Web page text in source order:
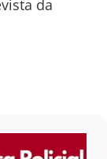
da